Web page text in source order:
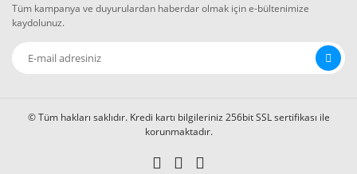
Tüm kampanya ve duyurulardan haberdar olmak için e-bültenimize
kaydolunuz.
© Tüm hakları saklıdır. Kredi kartı bilgileriniz 256bit SSL sertifikası ile
korunmaktadır.